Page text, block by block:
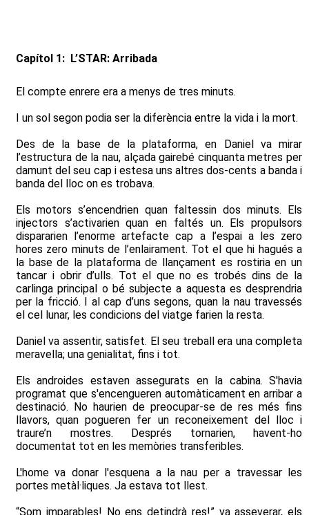
Capítol 1: L’STAR: Arribada
El compte enrere era a menys de tres minuts.
I un sol segon podia ser la diferència entre la vida i la mort.
Des de la base de la plataforma, en Daniel va mirar
l’estructura de la nau, alçada gairebé cinquanta metres per
damunt del seu cap i estesa uns altres dos-cents a banda i
banda del lloc on es trobava.
Els motors s’encendrien quan faltessin dos minuts. Els
injectors s’activarien quan en faltés un. Els propulsors
dispararien l’enorme artefacte cap a l’espai a les zero
hores zero minuts de l’enlairament. Tot el que hi hagués a
la base de la plataforma de llançament es rostiria en un
tancar i obrir d’ulls. Tot el que no es trobés dins de la
carlinga principal o bé subjecte a aquesta es desprendria
per la fricció. I al cap d’uns segons, quan la nau travessés
el cel lunar, les condicions del viatge farien la resta.
Daniel va assentir, satisfet. El seu treball era una completa
meravella; una genialitat, fins i tot.
Els androides estaven assegurats en la cabina. S'havia
programat que s'encengueren automàticament en arribar a
destinació. No haurien de preocupar-se de res més fins
llavors, quan pogueren fer un reconeixement del lloc i
traure’n mostres. Després tornarien, havent-ho
documentat tot en les memòries transferibles.
L'home va donar l'esquena a la nau per a travessar les
portes metàl·liques. Ja estava tot llest.
“Som imparables! No ens detindrà res!” va asseverar, els